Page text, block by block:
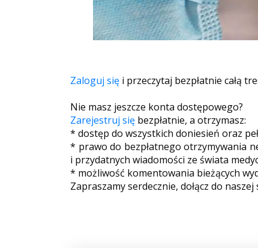
Zaloguj się i przeczytaj bezpłatnie całą
Nie masz jeszcze konta dostępowego?
Zarejestruj się bezpłatnie, a otrzymasz:
* dostęp do wszystkich doniesień oraz
* prawo do bezpłatnego otrzymywania
i przydatnych wiadomości ze świata
* możliwość komentowania bieżących
Zapraszamy serdecznie, dołącz do naszej